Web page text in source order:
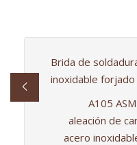
Brida de
inoxidable forjado
A105
aleación de
acero